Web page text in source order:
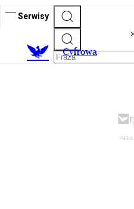
Serwisy
Cyfrowa